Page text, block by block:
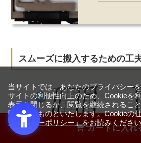
カートに入れ
スムーズに搬入するための工
当サイトでは、あなたのプライバシー
サイトの利便性向上のため、Cookieを
表示を閉じるか、閲覧を継続されるこ
同意するものといたします。Cookieの
ライバシーポリシー」をお読みください